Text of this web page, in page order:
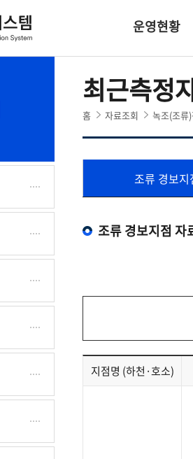
운영현황
최근측정
홈 자료조회 녹조(조류
조류 경보지
조류 경보지점 자
지점명 (하천·호소)